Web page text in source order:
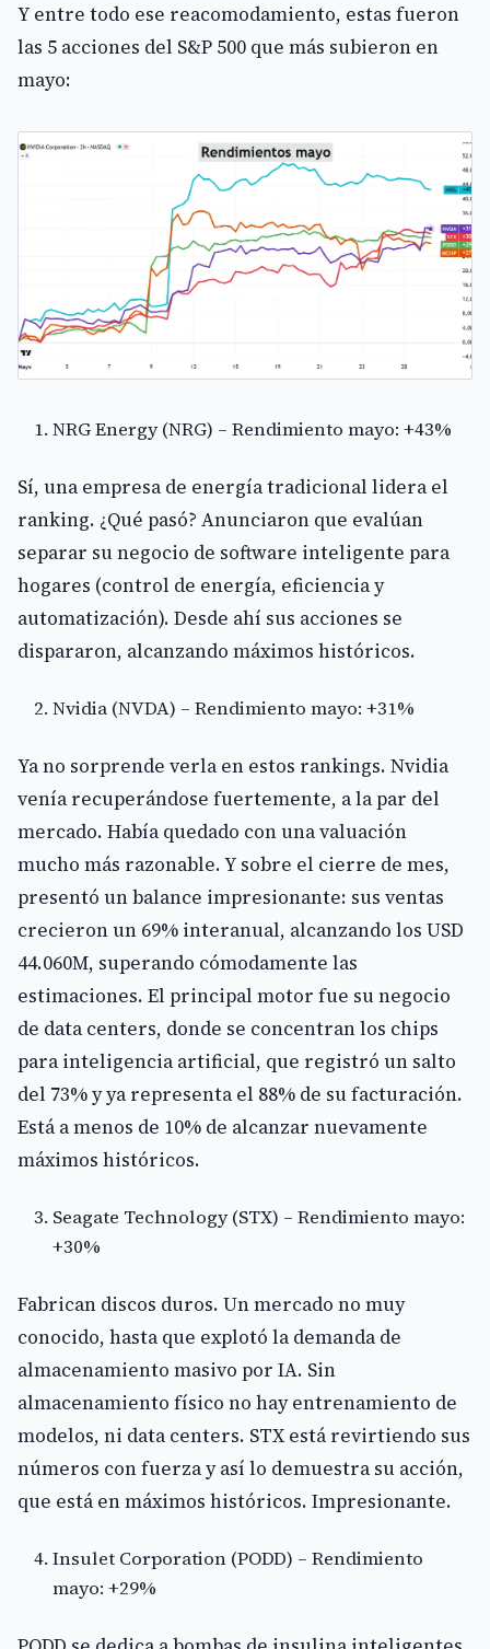
Y entre todo ese reacomodamiento, estas fueron
las 5 acciones del S&P 500 que más subieron en
mayo:
NRG Energy (NRG) – Rendimiento mayo: +43%
Sí, una empresa de energía tradicional lidera el
ranking. ¿Qué pasó? Anunciaron que evalúan
separar su negocio de software inteligente para
hogares (control de energía, eficiencia y
automatización). Desde ahí sus acciones se
dispararon, alcanzando máximos históricos.
Nvidia (NVDA) – Rendimiento mayo: +31%
Ya no sorprende verla en estos rankings. Nvidia
venía recuperándose fuertemente, a la par del
mercado. Había quedado con una valuación
mucho más razonable. Y sobre el cierre de mes,
presentó un balance impresionante: sus ventas
crecieron un 69% interanual, alcanzando los USD
44.060M, superando cómodamente las
estimaciones. El principal motor fue su negocio
de data centers, donde se concentran los chips
para inteligencia artificial, que registró un salto
del 73% y ya representa el 88% de su facturación.
Está a menos de 10% de alcanzar nuevamente
máximos históricos.
Seagate Technology (STX) – Rendimiento mayo:
+30%
Fabrican discos duros. Un mercado no muy
conocido, hasta que explotó la demanda de
almacenamiento masivo por IA. Sin
almacenamiento físico no hay entrenamiento de
modelos, ni data centers. STX está revirtiendo sus
números con fuerza y así lo demuestra su acción,
que está en máximos históricos. Impresionante.
Insulet Corporation (PODD) – Rendimiento
mayo: +29%